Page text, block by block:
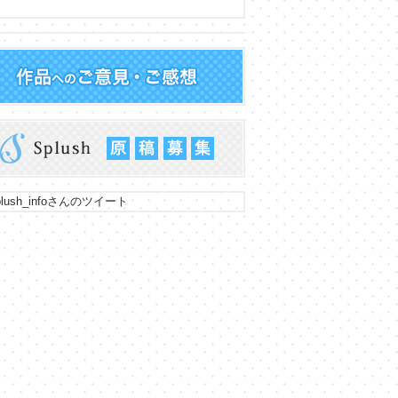
さんのツイート